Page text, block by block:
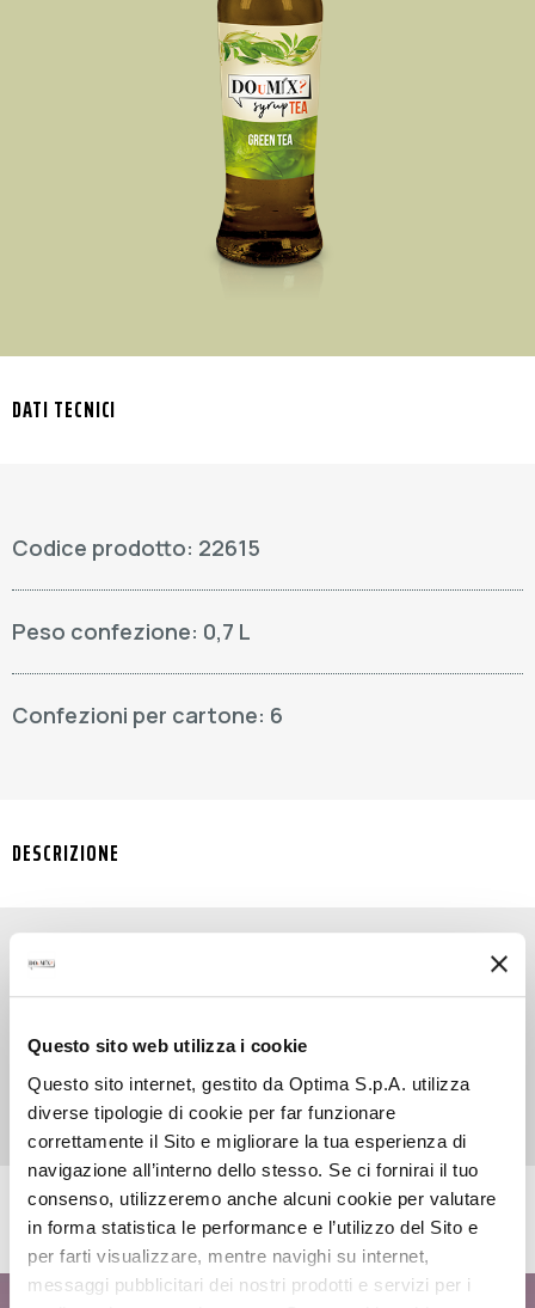
Questo sito web utilizza i cookie
Questo sito internet, gestito da Optima S.p.A. utilizza
diverse tipologie di cookie per far funzionare
correttamente il Sito e migliorare la tua esperienza di
navigazione all’interno dello stesso. Se ci fornirai il tuo
consenso, utilizzeremo anche alcuni cookie per valutare
in forma statistica le performance e l’utilizzo del Sito e
per farti visualizzare, mentre navighi su internet,
messaggi pubblicitari dei nostri prodotti e servizi per i
DATI TECNICI
Codice prodotto: 22615
Peso confezione: 0,7 L
Confezioni per cartone: 6
DESCRIZIONE
SYRUP GREEN TEA racchiude il sapore magico del
uno sciroppo perfetto per dare alle tue cold
specialities un fascino 100% orientale!
RICETTE CON QUESTO PRODOTTO